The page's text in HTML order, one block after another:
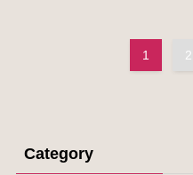
1 2
Category